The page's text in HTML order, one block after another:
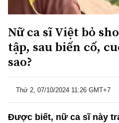
Nữ ca sĩ Việt bỏ
tập, sau biến cố,
sao?
Thứ 2, 07/10/2024 11:26 GMT+7
Được biết, nữ ca sĩ này